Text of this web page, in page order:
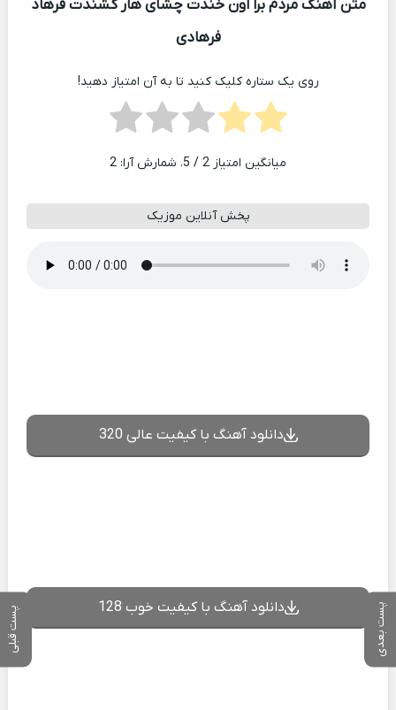
پست بعدی پست قبلی
متن آهنگ مردم برا اون خندت چشای هار کشندت فرهاد
فرهادی
روی یک ستاره کلیک کنید تا به آن امتیاز دهید!
میانگین امتیاز 2 / 5. شمارش آرا: 2
پخش آنلاین موزیک
دانلود آهنگ با کیفیت عالی 320
دانلود آهنگ با کیفیت خوب 128